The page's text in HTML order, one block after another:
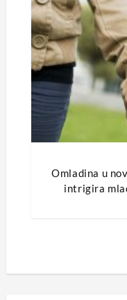
Omladina u
intrigira